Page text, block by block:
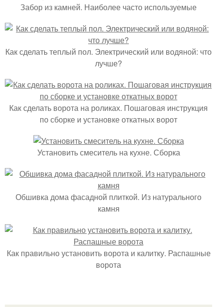
Забор из камней. Наиболее часто используемые
Как сделать теплый пол. Электрический или водяной: что
лучше?
Как сделать ворота на роликах. Пошаговая инструкция
по сборке и установке откатных ворот
Установить смеситель на кухне. Сборка
Обшивка дома фасадной плиткой. Из натурального
камня
Как правильно установить ворота и калитку. Распашные
ворота